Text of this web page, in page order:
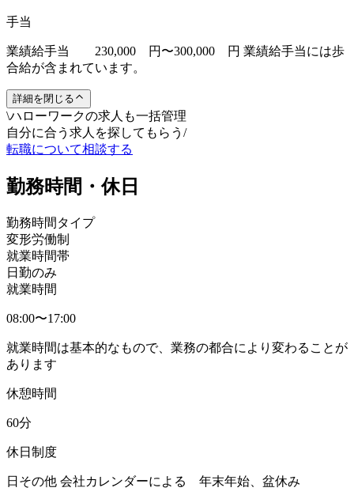
手当
業績給手当 230,000 円〜300,000 円 業績給手当には歩
合給が含まれています。
詳細を閉じる
\ハローワークの求人も一括管理
自分に合う求人を探してもらう /
転職について相談する
勤務時間・休日
勤務時間タイプ
変形労働制
就業時間帯
日勤のみ
就業時間
08:00〜17:00
就業時間は基本的なもので、業務の都合により変わることが
あります
休憩時間
60分
休日制度
日その他 会社カレンダーによる 年末年始、盆休み